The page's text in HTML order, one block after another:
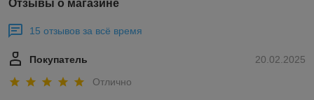
Отзывы о магазине
15 отзывов за всё время
20.02.2025
Покупатель
Отлично